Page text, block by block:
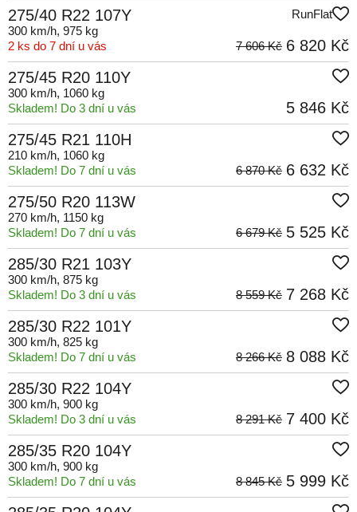
275/40 R22 107Y
RunFlat
300 km/h, 975 kg
2 ks do 7 dní u vás
6 820 Kč
7 606 Kč
275/45 R20 110Y
300 km/h, 1060 kg
Skladem! Do 3 dní u vás
5 846 Kč
275/45 R21 110H
210 km/h, 1060 kg
Skladem! Do 7 dní u vás
6 632 Kč
6 870 Kč
275/50 R20 113W
270 km/h, 1150 kg
Skladem! Do 7 dní u vás
5 525 Kč
6 679 Kč
285/30 R21 103Y
300 km/h, 875 kg
Skladem! Do 3 dní u vás
7 268 Kč
8 559 Kč
285/30 R22 101Y
300 km/h, 825 kg
Skladem! Do 7 dní u vás
8 088 Kč
8 266 Kč
285/30 R22 104Y
300 km/h, 900 kg
Skladem! Do 3 dní u vás
7 400 Kč
8 291 Kč
285/35 R20 104Y
300 km/h, 900 kg
Skladem! Do 7 dní u vás
5 999 Kč
8 845 Kč